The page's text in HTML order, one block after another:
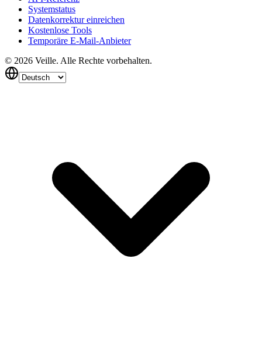
Systemstatus
Datenkorrektur einreichen
Kostenlose Tools
Temporäre E-Mail-Anbieter
© 2026 Veille. Alle Rechte vorbehalten.